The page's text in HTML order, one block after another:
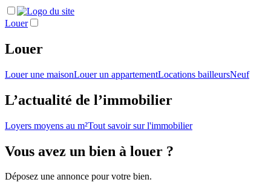
Louer
Louer
Louer une maisonLouer un appartementLocations bailleursNeuf
L’actualité de l’immobilier
Loyers moyens au m²Tout savoir sur l'immobilier
Vous avez un bien à louer ?
Déposez une annonce pour votre bien.